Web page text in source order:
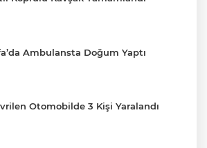
Ambulansta Doğum Yaptı
Otomobilde 3 Kişi Yaralandı